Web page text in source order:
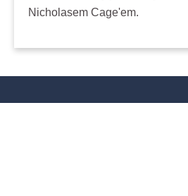
Nicholasem Cage'em.